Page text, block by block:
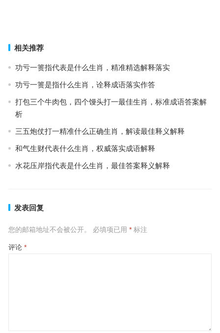
相关推荐
功亏一篑指代表是什么生肖，精准精选解释落实
功亏一篑是指什么生肖，诠释成语落实作答
打包三个牛肉包，四个馒头打一最佳生肖，标准成语答案解
析
三五炮仗打一精准什么正确生肖，解读最佳释义解释
和气生财代表什么生肖，权威落实成语解释
水花压岸指代表是什么生肖，最佳答案释义解释
发表回复
您的邮箱地址不会被公开。 必填项已用 *标注
评论 *